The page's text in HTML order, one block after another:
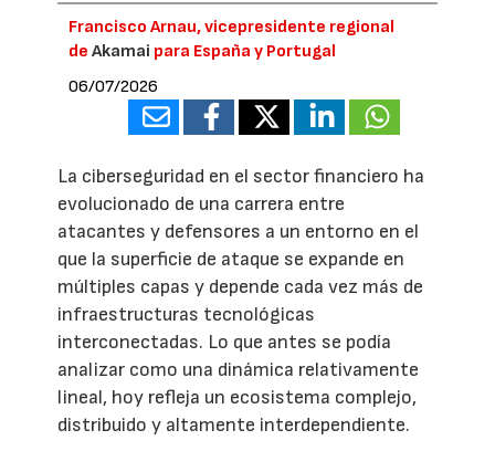
Francisco Arnau, vicepresidente regional
deAkamai para España y Portugal
06/07/2026
La ciberseguridad en el sector financiero ha
evolucionado de una carrera entre
atacantes y defensores a un entorno en el
que la superficie de ataque se expande en
múltiples capas y depende cada vez más de
infraestructuras tecnológicas
interconectadas. Lo que antes se podía
analizar como una dinámica relativamente
lineal, hoy refleja un ecosistema complejo,
distribuido y altamente interdependiente.